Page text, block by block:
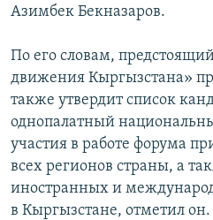
Азимбек Бекназаров.
По его словам,
движения Кыргызстана»
также утвердит список
однопалатный
участия в работе форума
всех регионов страны, а
иностранных и
в Кыргызстане, отметил он.